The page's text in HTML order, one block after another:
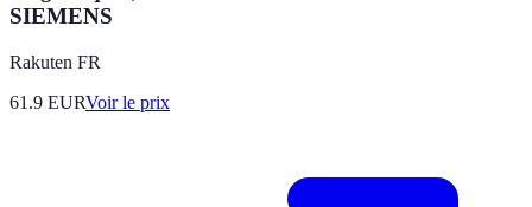
SIEMENS
Rakuten FR
61.9 EURVoir le prix